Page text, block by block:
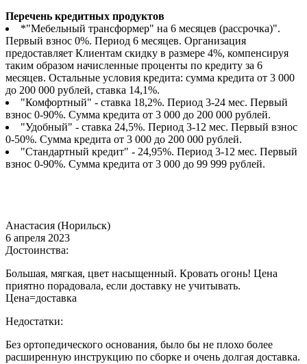
Перечень кредитных продуктов
*"Мебельный трансформер" на 6 месяцев (рассрочка)".
Первый взнос 0%. Период 6 месяцев. Организация
предоставляет Клиентам скидку в размере 4%, компенсируя
таким образом начисленные проценты по кредиту за 6
месяцев. Остальные условия кредита: сумма кредита от 3 000
до 200 000 рублей, ставка 14,1%.
"Комфортный" - ставка 18,2%. Период 3-24 мес. Первый
взнос 0-90%. Сумма кредита от 3 000 до 200 000 рублей.
"Удобный" - ставка 24,5%. Период 3-12 мес. Первый взнос
0-50%. Сумма кредита от 3 000 до 200 000 рублей.
"Стандартный кредит" - 24,95%. Период 3-12 мес. Первый
взнос 0-90%. Сумма кредита от 3 000 до 99 999 рублей.
Анастасия (Норильск)
6 апреля 2023
Достоинства:
Большая, мягкая, цвет насыщенный. Кровать огонь! Цена
приятно порадовала, если доставку не учитывать.
Цена=доставка
Недостатки:
Без ортопедического основания, было бы не плохо более
расширенную инструкцию по сборке и очень долгая доставка.